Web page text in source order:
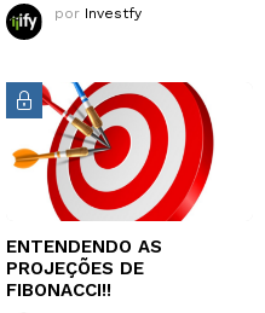
por Investfy
ENTENDENDO AS
PROJEÇÕES DE
FIBONACCI!!